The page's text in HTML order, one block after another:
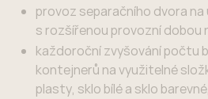
provoz separačního dvora na
s rozšířenou provozní dobou
každoroční zvyšování počtu
kontejnerů na využitelné
plasty, sklo bílé a sklo barevné,